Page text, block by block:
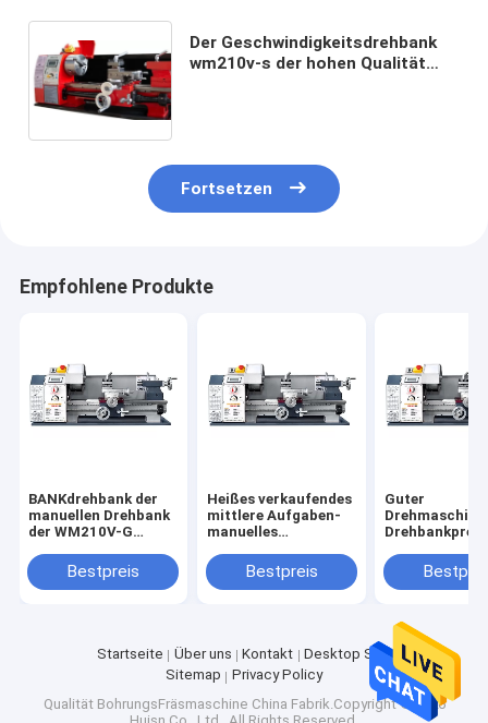
Der Geschwindigkeitsdrehbank
wm210v-s der hohen Qualität
Fortsetzen
Empfohlene Produkte
BANKdrehbank der
manuellen Drehbank
der WM210V-G
Mini
Bestpreis
Heißes verkaufendes
mittlere Aufgaben-
manuelles
Mini Lathe WM210V-
G
Bestpreis
Guter
Drehbankpreis
manueller
Metallbillig
Startseite Über uns Kontakt
Desktop Site
Sitemap
Privacy Policy
Qualität BohrungsFräsmaschine China Fabrik.Copyright © 2026